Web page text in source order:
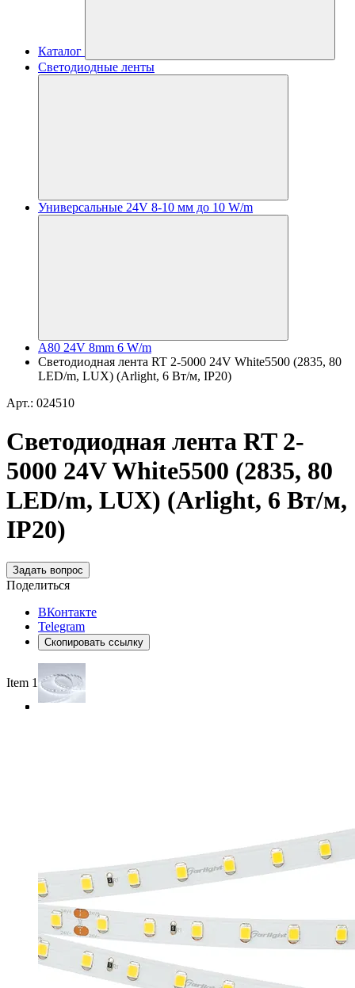
Каталог
Светодиодные ленты
Универсальные 24V 8-10 мм до 10 W/m
A80 24V 8mm 6 W/m
Светодиодная лента RT 2-5000 24V White5500 (2835, 80
LED/m, LUX) (Arlight, 6 Вт/м, IP20)
Арт.: 024510
Светодиодная лента RT 2-
5000 24V White5500 (2835, 80
LED/m, LUX) (Arlight, 6 Вт/м,
IP20)
Задать вопрос
Поделиться
ВКонтакте
Telegram
Скопировать ссылку
Item 1 of 4